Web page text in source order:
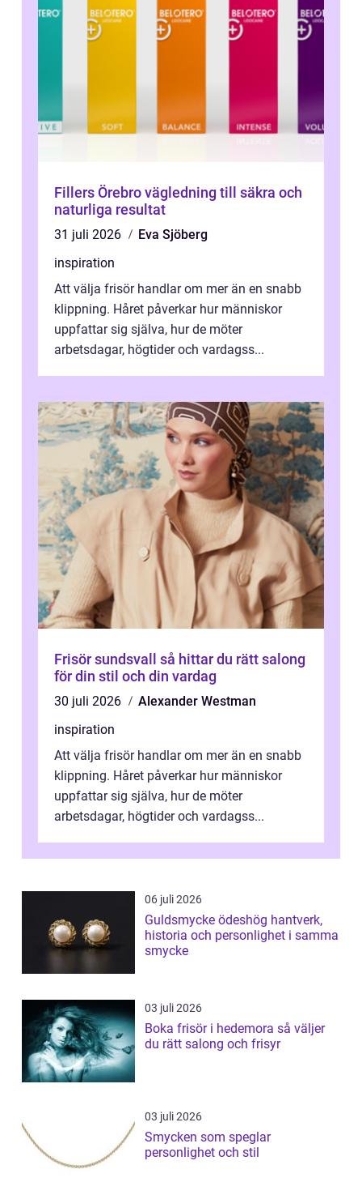
Fillers Örebro vägledning till säkra och
naturliga resultat
31 juli 2026
Eva Sjöberg
inspiration
Att välja frisör handlar om mer än en snabb
klippning. Håret påverkar hur människor
uppfattar sig själva, hur de möter
arbetsdagar, högtider och vardagss...
Frisör sundsvall så hittar du rätt salong
för din stil och din vardag
30 juli 2026
Alexander Westman
inspiration
Att välja frisör handlar om mer än en snabb
klippning. Håret påverkar hur människor
uppfattar sig själva, hur de möter
arbetsdagar, högtider och vardagss...
06 juli 2026
Guldsmycke ödeshög hantverk,
historia och personlighet i samma
smycke
03 juli 2026
Boka frisör i hedemora så väljer
du rätt salong och frisyr
03 juli 2026
Smycken som speglar
personlighet och stil